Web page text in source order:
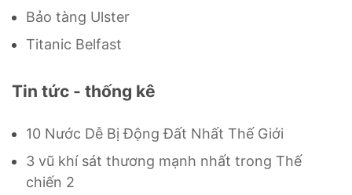
Bảo tàng Ulster
Titanic Belfast
Tin tức - thống kê
10 Nước Dễ Bị Động Đất Nhất Thế Giới
3 vũ khí sát thương mạnh nhất trong Thế
chiến 2